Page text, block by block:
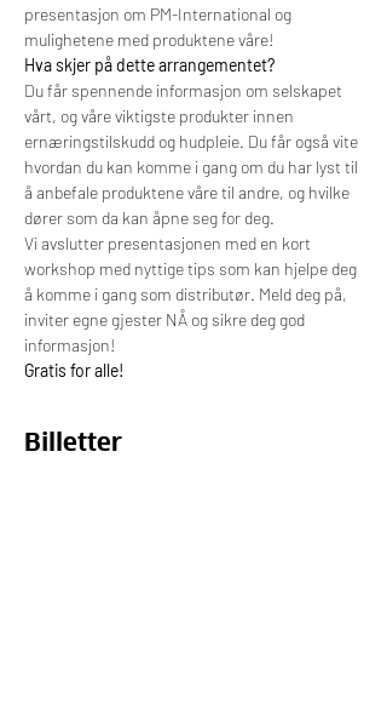
presentasjon om PM-International og
mulighetene med produktene våre!
Hva skjer på dette arrangementet?
Du får spennende informasjon om selskapet
vårt, og våre viktigste produkter innen
ernæringstilskudd og hudpleie. Du får også vite
hvordan du kan komme i gang om du har lyst til
å anbefale produktene våre til andre, og hvilke
dører som da kan åpne seg for deg.
Vi avslutter presentasjonen med en kort
workshop med nyttige tips som kan hjelpe deg
å komme i gang som distributør. Meld deg på,
inviter egne gjester NÅ og sikre deg god
informasjon!
Gratis for alle!
Billetter